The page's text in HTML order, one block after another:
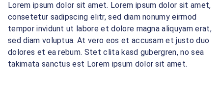
Lorem ipsum dolor sit amet. Lorem ipsum dolor sit amet,
consetetur sadipscing elitr, sed diam nonumy eirmod
tempor invidunt ut labore et dolore magna aliquyam erat,
sed diam voluptua. At vero eos et accusam et justo duo
dolores et ea rebum. Stet clita kasd gubergren, no sea
takimata sanctus est Lorem ipsum dolor sit amet.